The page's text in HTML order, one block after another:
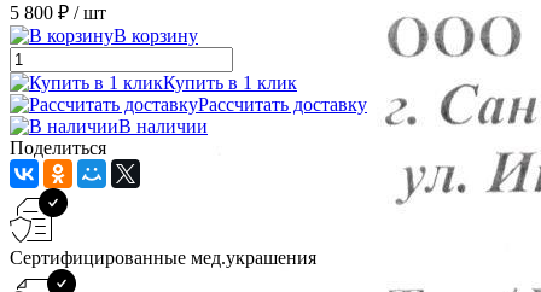
5 800 ₽ / шт
В корзину
Купить в 1 клик
Рассчитать доставку
В наличии
Поделиться
Сертифицированные мед.украшения